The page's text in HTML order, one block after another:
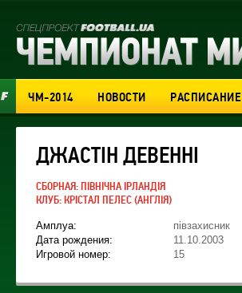
ЧМ-2014 НОВОСТИ РАСПИСАНИЕ
ДЖАСТІН ДЕВЕННІ
СБОРНАЯ:ПІВНІЧНА ІРЛАНДІЯ
КЛУБ:КРІСТАЛ ПЕЛЕС(АНГЛІЯ)
Амплуа:
півзахисник
Дата рождения:
11.10.2003
Игровой номер:
15